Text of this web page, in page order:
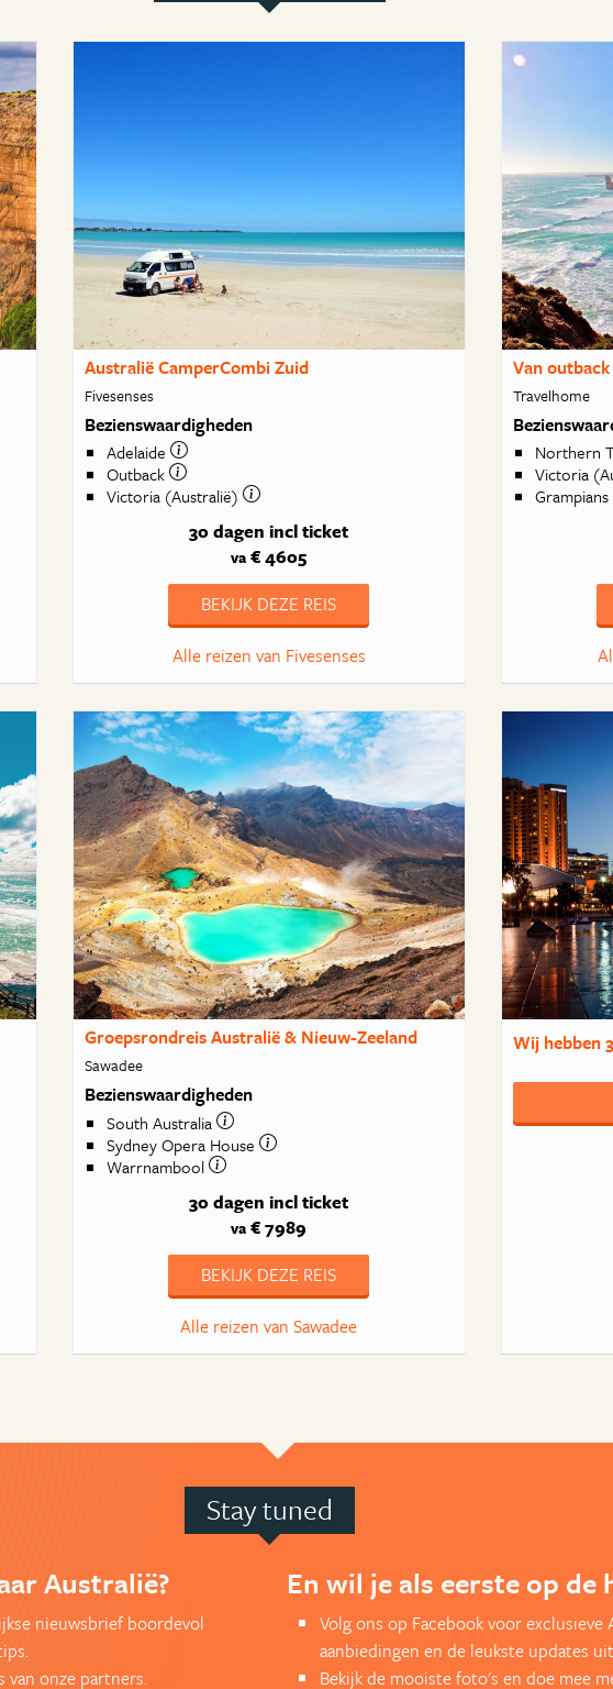
Australië CamperCombi Zuid
Fivesenses
Bezienswaardigheden
Adelaide
Outback
Victoria (Australië)
30 dagen incl ticket
va € 4605
BEKIJK DEZE REIS
Alle reizen van Fivesenses
Van
Travelhome
Northern
Victoria
Groepsrondreis Australië & Nieuw-Zeeland
Sawadee
Bezienswaardigheden
South Australia
Sydney Opera House
Warrnambool
30 dagen incl ticket
va € 7989
BEKIJK DEZE REIS
Alle reizen van Sawadee
Wij hebben
Stay tuned
Australië?
nieuwsbrief boordevol
van onze partners.
En wil je als eerste op de
Volg ons op Facebook voor exclusieve
aanbiedingen en de leukste updates
Bekijk de mooiste foto's en doe mee